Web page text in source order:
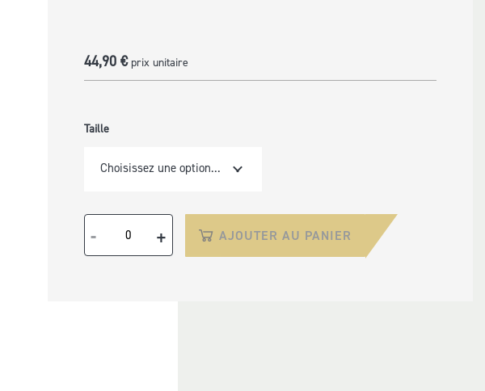
44,90 € prix unitaire
Taille
Choisissez une option...
- + AJOUTER AU PANIER